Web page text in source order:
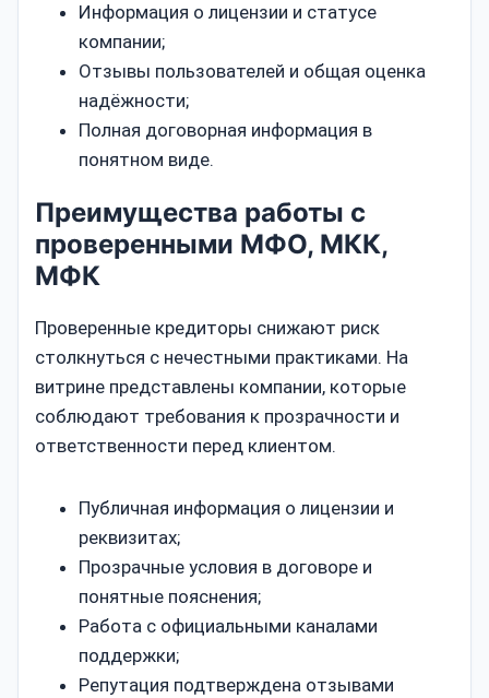
Информация о лицензии и статусе
компании;
Отзывы пользователей и общая оценка
надёжности;
Полная договорная информация в
понятном виде.
Преимущества работы с
проверенными МФО, МКК,
МФК
Проверенные кредиторы снижают риск
столкнуться с нечестными практиками. На
витрине представлены компании, которые
соблюдают требования к прозрачности и
ответственности перед клиентом.
Публичная информация о лицензии и
реквизитах;
Прозрачные условия в договоре и
понятные пояснения;
Работа с официальными каналами
поддержки;
Репутация подтверждена отзывами